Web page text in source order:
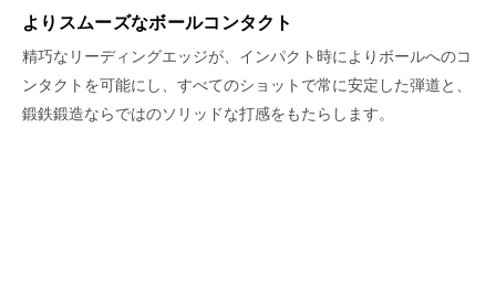
よりスムーズなボールコンタクト
精巧なリーディングエッジが、インパクト時によりボールへのコ
ンタクトを可能にし、すべてのショットで常に安定した弾道と、
鍛鉄鍛造ならではのソリッドな打感をもたらします。